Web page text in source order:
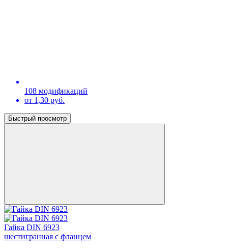
108 модификаций
от 1,30 руб.
Быстрый просмотр
Гайка DIN 6923
шестигранная с фланцем